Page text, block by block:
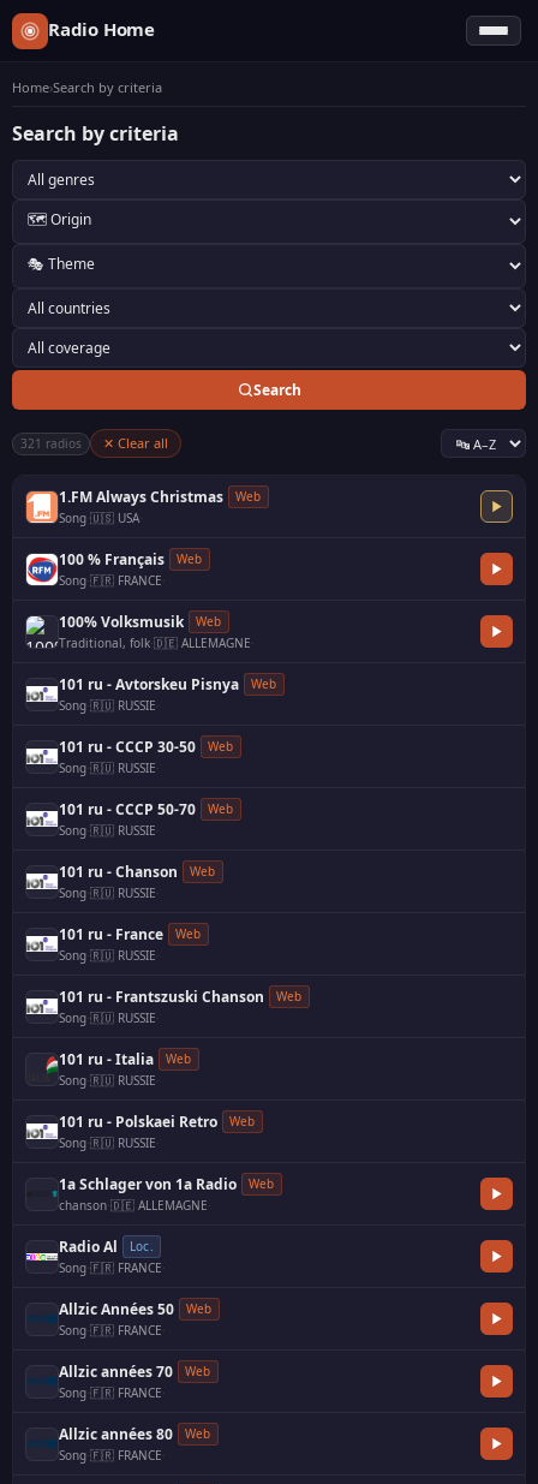
Radio Home
Home›Search by criteria
Search by criteria
Search
321 radios ✕ Clear all
1.FM Always Christmas
Web
Song·🇺🇸 USA·
100 % Français
Web
Song·🇫🇷 FRANCE·
100% Volksmusik
Web
Traditional, folk·🇩🇪 ALLEMAGNE·
101 ru - Avtorskeu Pisnya
Web
Song·🇷🇺 RUSSIE·
101 ru - CCCP 30-50
Web
Song·🇷🇺 RUSSIE·
101 ru - CCCP 50-70
Web
Song·🇷🇺 RUSSIE·
101 ru - Chanson
Web
Song·🇷🇺 RUSSIE·
101 ru - France
Web
Song·🇷🇺 RUSSIE·
101 ru - Frantszuski Chanson
Web
Song·🇷🇺 RUSSIE·
101 ru - Italia
Web
Song·🇷🇺 RUSSIE·
101 ru - Polskaei Retro
Web
Song·🇷🇺 RUSSIE·
1a Schlager von 1a Radio
Web
chanson·🇩🇪 ALLEMAGNE·
Radio Al
Loc.
Song·🇫🇷 FRANCE·
Allzic Années 50
Web
Song·🇫🇷 FRANCE·
Allzic années 70
Web
Song·🇫🇷 FRANCE·
Allzic années 80
Web
Song·🇫🇷 FRANCE·